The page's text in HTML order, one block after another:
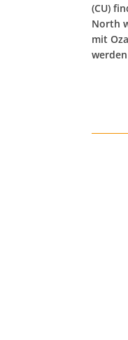
(CU)
North
mit